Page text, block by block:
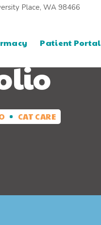
Place, WA 98466
Patient Portal
CAT CARE